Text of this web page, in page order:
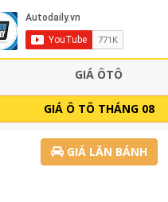
GIÁ ÔTÔ
GIÁ Ô TÔ THÁNG 08
GIÁ LĂN BÁNH